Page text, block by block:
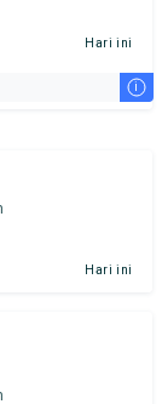
Hari ini
i
Hari ini